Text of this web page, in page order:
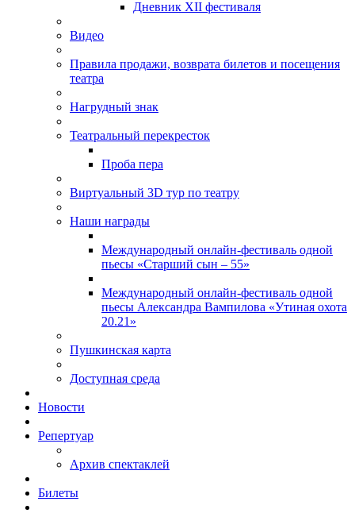
Дневник XII фестиваля
Видео
Правила продажи, возврата билетов и посещения
театра
Нагрудный знак
Театральный перекресток
Проба пера
Виртуальный 3D тур по театру
Наши награды
Международный онлайн-фестиваль одной
пьесы «Старший сын – 55»
Международный онлайн-фестиваль одной
пьесы Александра Вампилова «Утиная охота
20.21»
Пушкинская карта
Доступная среда
Новости
Репертуар
Архив спектаклей
Билеты